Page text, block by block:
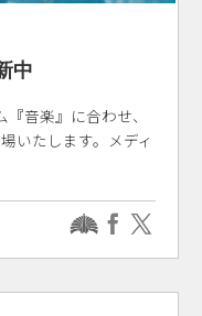
中
音楽』に合わせ、
いたします。メディ